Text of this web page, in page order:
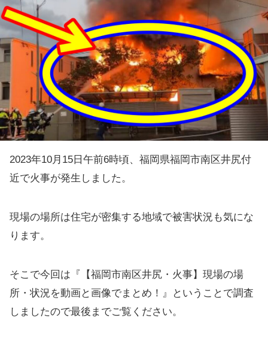
2023年10月15日午前6時頃、福岡県福岡市南区井尻付
近で火事が発生しました。
現場の場所は住宅が密集する地域で被害状況も気にな
ります。
そこで今回は『【福岡市南区井尻・火事】現場の場
所・状況を動画と画像でまとめ！』ということで調査
しましたので最後までご覧ください。